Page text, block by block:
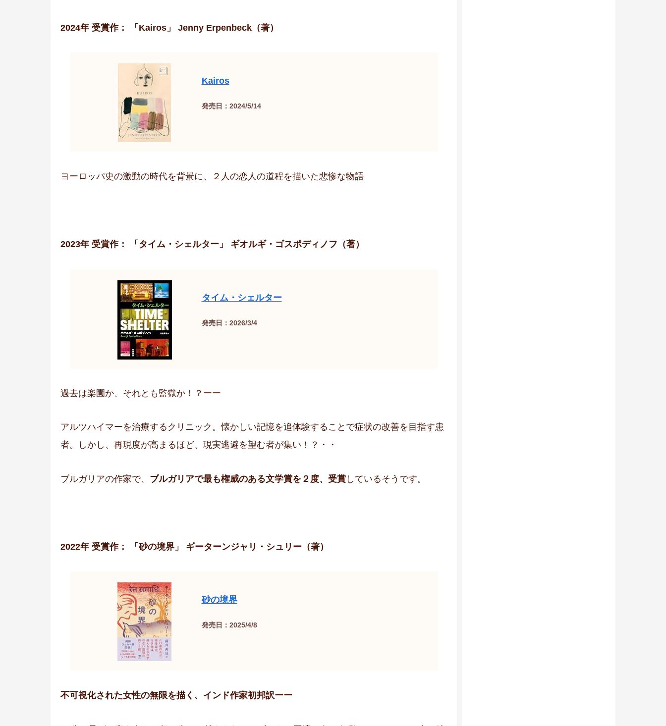
2024年 受賞作： 「Kairos」 Jenny Erpenbeck（著）
Kairos
発売日：2024/5/14
ヨーロッパ史の激動の時代を背景に、２人の恋人の道程を描いた悲惨な物語
2023年 受賞作： 「タイム・シェルター」 ギオルギ・ゴスポディノフ（著）
タイム・シェルター
発売日：2026/3/4
過去は楽園か、それとも監獄か！？ーー
アルツハイマーを治療するクリニック。懐かしい記憶を追体験することで症状の改善を目指す患
者。しかし、再現度が高まるほど、現実逃避を望む者が集い！？・・
ブルガリアの作家で、 ブルガリアで最も権威のある文学賞を２度、受賞 しているそうです。
2022年 受賞作： 「砂の境界」 ギーターンジャリ・シュリー（著）
砂の境界
発売日：2025/4/8
不可視化された女性の無限を描く、インド作家初邦訳ーー